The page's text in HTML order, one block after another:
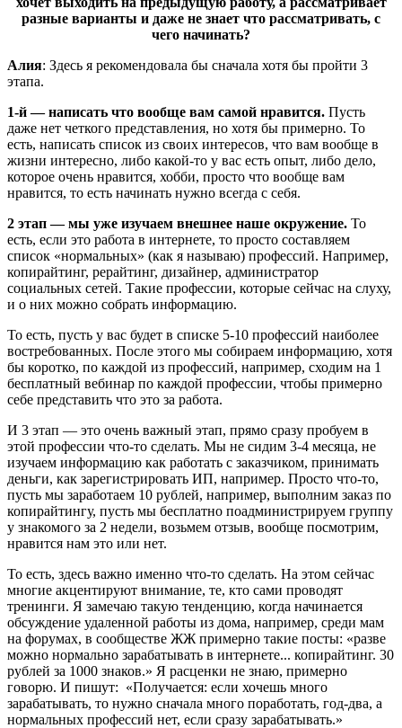
разные варианты и даже не знает что рассматривать, с
чего начинать?
Алия: Здесь я рекомендовала бы сначала хотя бы пройти 3
этапа.
1-й — написать что вообще вам самой нравится. Пусть
даже нет четкого представления, но хотя бы примерно. То
есть, написать список из своих интересов, что вам вообще в
жизни интересно, либо какой-то у вас есть опыт, либо дело,
которое очень нравится, хобби, просто что вообще вам
нравится, то есть начинать нужно всегда с себя.
2 этап — мы уже изучаем внешнее наше окружение. То
есть, если это работа в интернете, то просто составляем
список «нормальных» (как я называю) профессий. Например,
копирайтинг, рерайтинг, дизайнер, администратор
социальных сетей. Такие профессии, которые сейчас на слуху,
и о них можно собрать информацию.
То есть, пусть у вас будет в списке 5-10 профессий наиболее
востребованных. После этого мы собираем информацию, хотя
бы коротко, по каждой из профессий, например, сходим на 1
бесплатный вебинар по каждой профессии, чтобы примерно
себе представить что это за работа.
И 3 этап — это очень важный этап, прямо сразу пробуем в
этой профессии что-то сделать. Мы не сидим 3-4 месяца, не
изучаем информацию как работать с заказчиком, принимать
деньги, как зарегистрировать ИП, например. Просто что-то,
пусть мы заработаем 10 рублей, например, выполним заказ по
копирайтингу, пусть мы бесплатно поадминистрируем группу
у знакомого за 2 недели, возьмем отзыв, вообще посмотрим,
нравится нам это или нет.
То есть, здесь важно именно что-то сделать. На этом сейчас
многие акцентируют внимание, те, кто сами проводят
тренинги. Я замечаю такую тенденцию, когда начинается
обсуждение удаленной работы из дома, например, среди мам
на форумах, в сообществе ЖЖ примерно такие посты: «разве
можно нормально зарабатывать в интернете... копирайтинг. 30
рублей за 1000 знаков.» Я расценки не знаю, примерно
говорю. И пишут: «Получается: если хочешь много
зарабатывать, то нужно сначала много поработать, год-два, а
нормальных профессий нет, если сразу зарабатывать.»